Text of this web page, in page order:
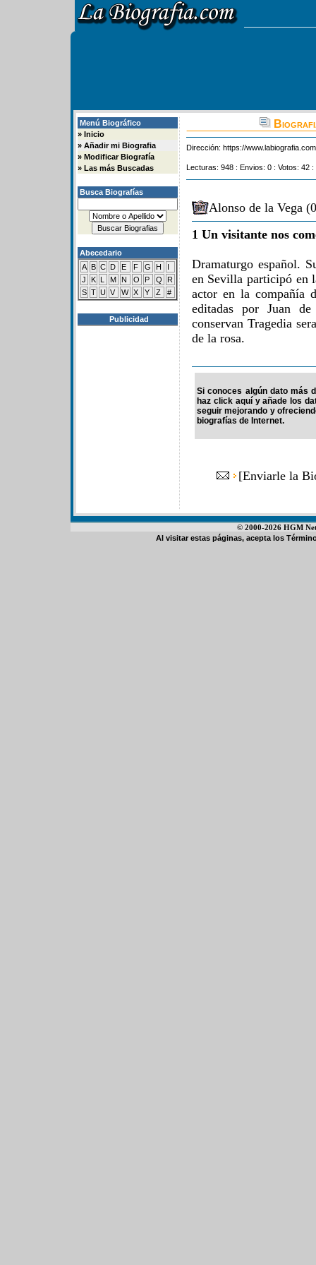
Menú Biográfico
» Inicio
» Añadir mi Biografia
» Modificar Biografía
» Las más Buscadas
Busca Biografías
Abecedario
A B C D E F G H
I
J
K L M N O P Q
R
S T U V W X Y Z #
Publicidad
Dirección: https://
Lecturas: 948 : Envios: 0 : Votos: 42
Alonso de la Vega
1 Un visitante nos
Dramaturgo español.
en Sevilla participó en
actor en la compañía
editadas por Juan
conservan Tragedia
de la rosa.
Si conoces algún dato más
haz click aquí y añade los
seguir mejorando y
biografías de Internet.
[Enviarle la
© 2000-2026 HGM
Al visitar estas páginas, acepta los